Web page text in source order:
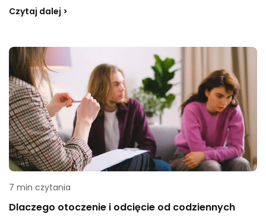
przyjmowania lewotyroksyny kilogramy nie chcą
Wiele osób w tej sytuacji zaczyna szukać informacji o
diecie i trafia na sprzeczne porady: jedni każą
eliminować gluten, drudzy nabiał, trzeci wszystko
naraz. Zanim wykreślisz z jadłospisu połowę lodówki,
warto wiedzieć, co faktycznie ma potwierdzenie w
badaniach, a co jest modą bez pokrycia. Ten artykuł
porządkuje temat i daje konkretne wskazówki, które
można wdrożyć od zaraz.
Czytaj dalej >
7 min czytania
Dlaczego otoczenie i odcięcie od codziennych